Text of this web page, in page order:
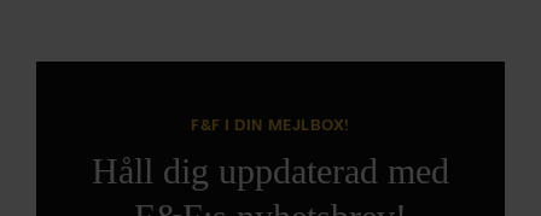
F&F I DIN MEJLBOX!
Håll dig uppdaterad med